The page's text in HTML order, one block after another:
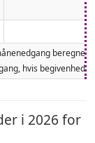
hvis
i 2026 for